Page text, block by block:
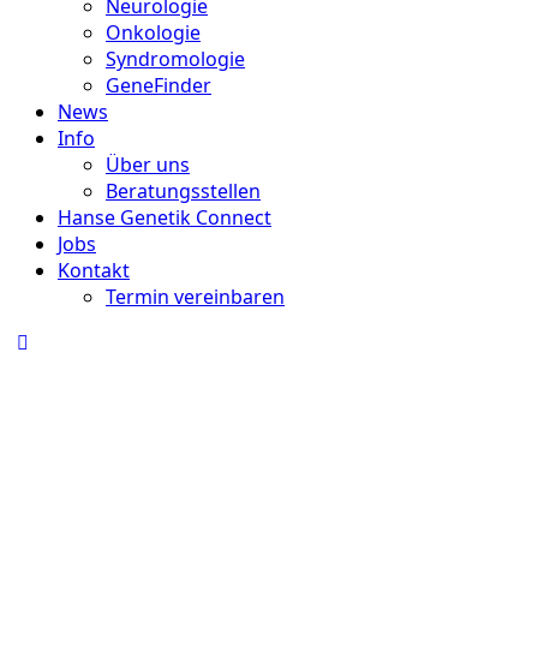
Neurologie
Onkologie
Syndromologie
GeneFinder
News
Info
Über uns
Beratungsstellen
Hanse Genetik Connect
Jobs
Kontakt
Termin vereinbaren